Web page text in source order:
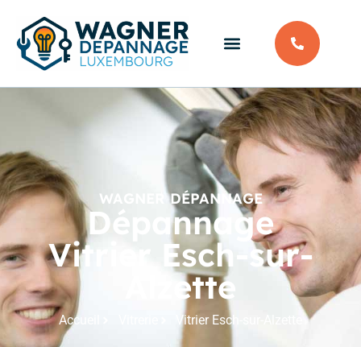
WAGNER DÉPANNAGE
Dépannage
Vitrier Esch-sur-
Alzette
Accueil Vitrier Esch-sur-Alzette